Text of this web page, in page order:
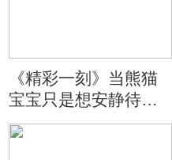
《精彩一刻》当熊猫
宝宝只是想安静待会
儿